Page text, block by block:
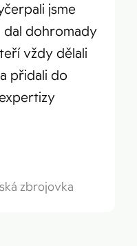
jsme
dal dohromady
vždy dělali
přidali do
zbrojovka